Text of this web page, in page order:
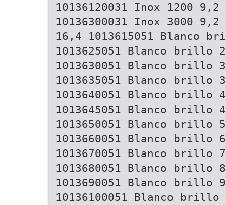
10136120031 Inox 1200
10136300031 Inox 3000
16,4 1013615051 Blanco
1013625051 Blanco brillo
1013630051 Blanco brillo
1013635051 Blanco brillo
1013640051 Blanco brillo
1013645051 Blanco brillo
1013650051 Blanco brillo
1013660051 Blanco brillo
1013670051 Blanco brillo
1013680051 Blanco brillo
1013690051 Blanco brillo
10136100051 Blanco